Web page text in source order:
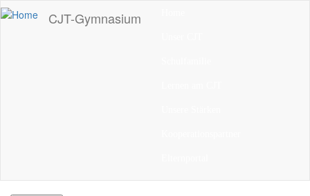
Direkt
zum
CJT-Gymnasium